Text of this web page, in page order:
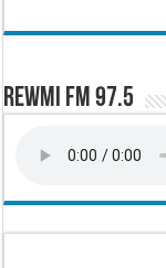
Rewmi FM 97.5